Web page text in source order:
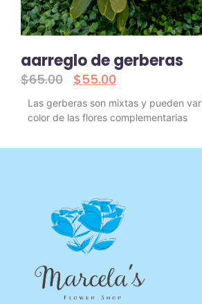
aarreglo de gerberas
$65.00 $55.00
Las gerberas son mixtas y pueden
color de las flores complementarias